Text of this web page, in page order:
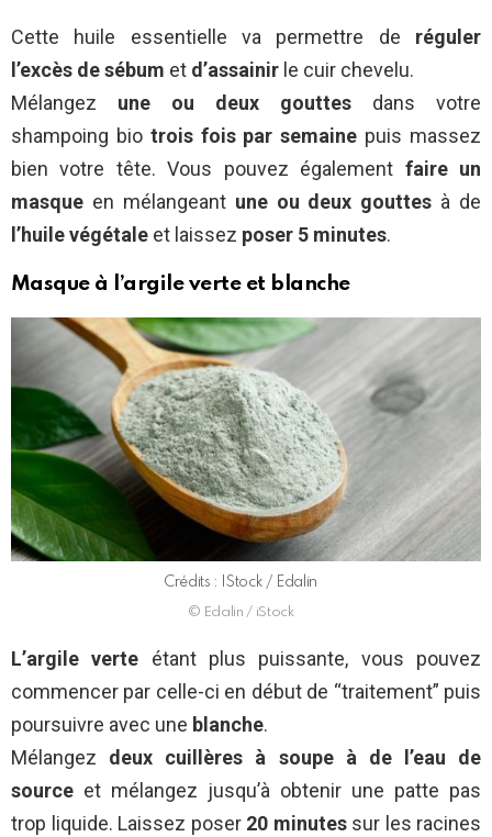
Cette huile essentielle va permettre de réguler
l’excès de sébum et d’assainir le cuir chevelu.
Mélangez une ou deux gouttes dans votre
shampoing bio trois fois par semaine puis massez
bien votre tête. Vous pouvez également faire un
masque en mélangeant une ou deux gouttes à de
l’huile végétale et laissez poser 5 minutes.
Masque à l’argile verte et blanche
Crédits : IStock / Edalin
©️ Edalin / iStock
L’argile verte étant plus puissante, vous pouvez
commencer par celle-ci en début de “traitement” puis
poursuivre avec une blanche.
Mélangez deux cuillères à soupe à de l’eau
de
source et mélangez jusqu’à obtenir une patte pas
trop liquide. Laissez poser 20 minutessur les racines